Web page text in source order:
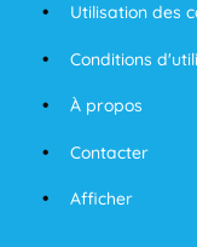
Utilisation des
Conditions
À propos
Contacter
Afficher